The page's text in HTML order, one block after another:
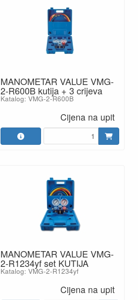
MANOMETAR VALUE VMG-
2-R600B kutija + 3 crijeva
Katalog: VMG-2-R600B
Cijena na upit
MANOMETAR VALUE VMG-
2-R1234yf set KUTIJA
Katalog: VMG-2-R1234yf
Cijena na upit